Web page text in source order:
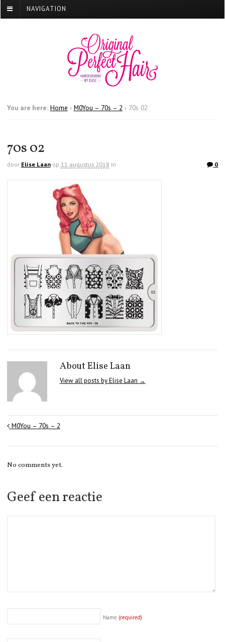
NAVIGATION
You are here: Home › M0You – 70s – 2 › 70s 02
70s 02
door Elise Laan op 11 augustus 2018 in 0
About Elise Laan
View all posts by Elise Laan →
M0You – 70s – 2
No comments yet.
Geef een reactie
Name (required)